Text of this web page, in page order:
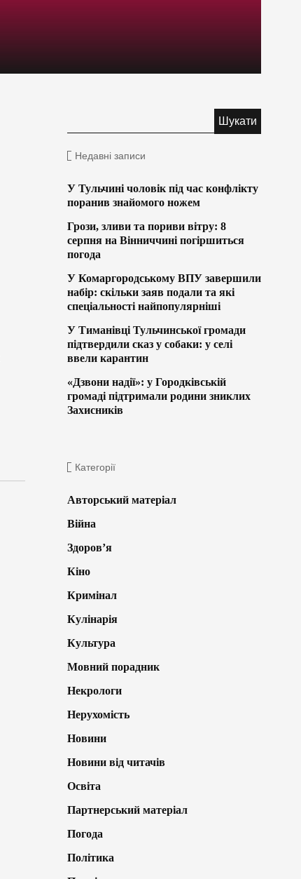
Недавні записи
У Тульчині чоловік під час конфлікту
поранив знайомого ножем
Грози, зливи та пориви вітру: 8
серпня на Вінниччині погіршиться
погода
У Комаргородському ВПУ завершили
набір: скільки заяв подали та які
спеціальності найпопулярніші
У Тиманівці Тульчинської громади
підтвердили сказ у собаки: у селі
ввели карантин
«Дзвони надії»: у Городківській
громаді підтримали родини зниклих
Захисників
Категорії
Авторський матеріал
Війна
Здоров’я
Кіно
Кримінал
Кулінарія
Культура
Мовний порадник
Некрологи
Нерухомість
Новини
Новини від читачів
Освіта
Партнерський матеріал
Погода
Політика